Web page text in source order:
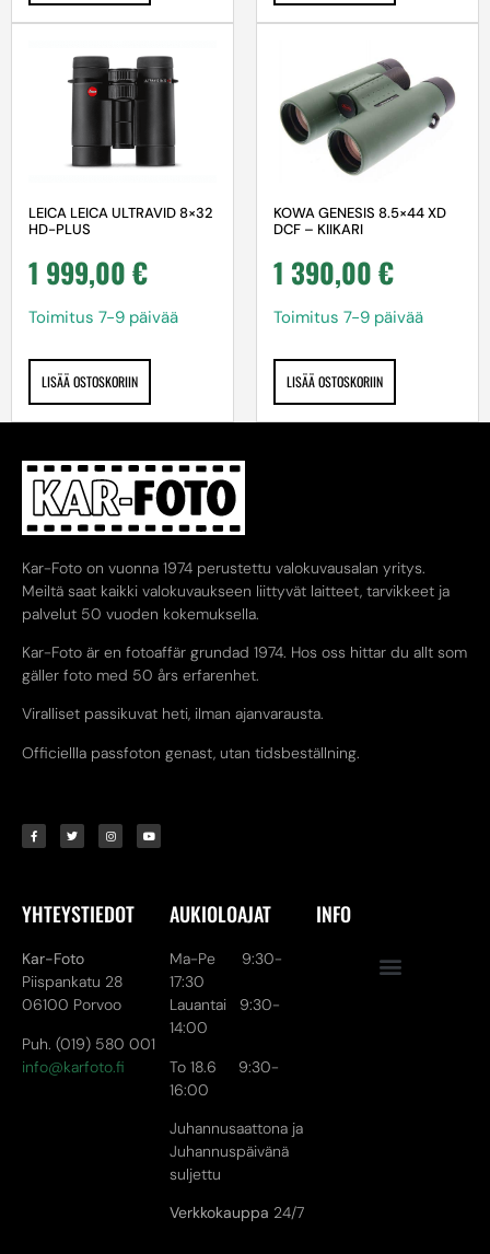
LEICA LEICA ULTRAVID 8×32
HD-PLUS
1 999,00€
Toimitus 7-9 päivää
LISÄÄ OSTOSKORIIN
KOWA GENESIS 8.5×44 XD
DCF – KIIKARI
1 390,00€
Toimitus 7-9 päivää
LISÄÄ OSTOSKORIIN
Kar-Foto on vuonna 1974 perustettu valokuvausalan yritys.
Meiltä saat kaikki valokuvaukseen liittyvät laitteet, tarvikkeet ja
palvelut 50 vuoden kokemuksella.
Kar-Foto är en fotoaffär grundad 1974. Hos oss hittar du allt som
gäller foto med 50 års erfarenhet.
Viralliset passikuvat heti, ilman ajanvarausta.
Officiellla passfoton genast, utan tidsbeställning.
YHTEYSTIEDOT
Kar-Foto
Piispankatu 28
06100 Porvoo
Puh. (019) 580 001
info@karfoto.fi
AUKIOLOAJAT
Ma-Pe 9:30-
17:30
Lauantai 9:30-
14:00
To 18.6 9:30-
16:00
Juhannusaattona ja
Juhannuspäivänä
suljettu
Verkkokauppa 24/7
INFO